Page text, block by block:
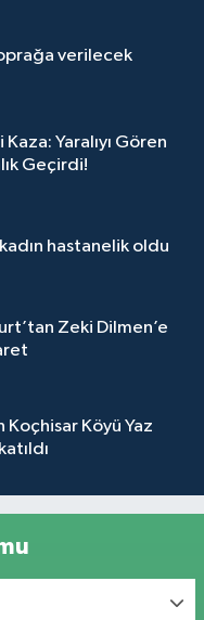
verilecek
Yaralıyı Gören
Geçirdi!
hastanelik oldu
Zeki Dilmen’e
Koçhisar Köyü Yaz